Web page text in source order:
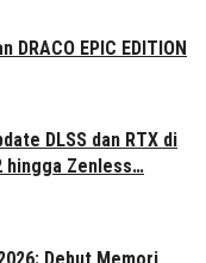
DRACO EPIC EDITION
DLSS dan RTX di
hingga Zenless…
Debut Memori